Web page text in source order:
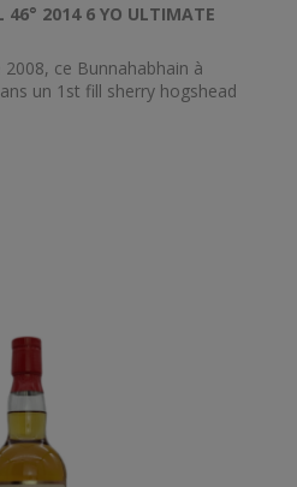
46° 2014 6 YO ULTIMATE
ce Bunnahabhain à
un 1st fill sherry hogshead